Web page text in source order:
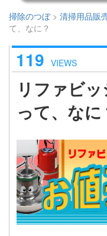
掃除のつぼ> 清掃用品販
て、なに？
119 VIEWS
リファビ
って、なに